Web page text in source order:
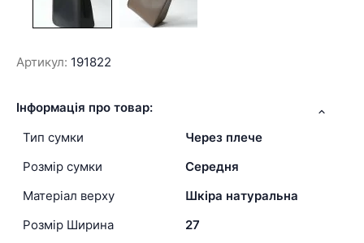
Артикул: 191822
Інформація про товар:
Тип сумки
Через плече
Розмір сумки
Середня
Матеріал верху
Шкіра натуральна
Розмір Ширина
27